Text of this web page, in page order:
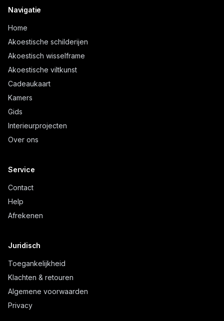
Navigatie
Home
Akoestische schilderijen
Akoestisch wisselframe
Akoestische viltkunst
Cadeaukaart
Kamers
Gids
Interieurprojecten
Over ons
Service
Contact
Help
Afrekenen
Juridisch
Toegankelijkheid
Klachten & retouren
Algemene voorwaarden
Privacy